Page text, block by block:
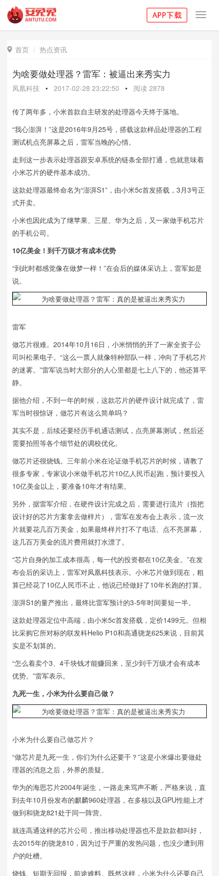
 首页 热点资讯
为啥要做处理器？雷军：被逼出来秀实力
凤凰科技 • 2017-02-28 23:22:50 • 阅读 2878
传了两年多，小米首款自主研发的处理器今天终于落地。
“我心澎湃！”这是2016年9月25号，搭载这款样品处理器的工程
测试机点亮屏幕之后，雷军当晚的心情。
走到这一步表示处理器跟安卓系统的链条全部打通，也就意味着
小米芯片的硬件基本成功。
这款处理器最终命名为“澎湃S1”，由小米5c首发搭载，3月3号正
式开卖。
小米也因此成为了继苹果、三星、华为之后，又一家做手机芯片
的手机公司。
10亿美金！到千万级才有成本优势
“到此时都感觉像在做梦一样！”在会后的媒体采访上，雷军如是
说。
雷军
做芯片很难。2014年10月16日，小米悄悄的开了一家全资子公
司叫松果电子。“这么一票人就像特种部队一样，冲向了手机芯片
的迷雾。”雷军说当时大部分的人心里都是七上八下的，他还算平
静。
据他介绍，不到一年的时候，这款芯片的硬件设计就完成了，雷
军当时很惊讶，做芯片有这么简单吗？
其实不是，后续还要经历手机通话测试，点亮屏幕测试，然后还
需要拍照等各个细节处的调校优化。
做芯片还很烧钱。三年前小米在论证做手机芯片的时候，请教了
很多专家，专家说小米做手机芯片10亿人民币起跑，预计要投入
10亿美金以上，要准备10年才有结果。
另外，据雷军介绍，在硬件设计完成之后，需要进行流片（指把
设计好的芯片方案拿去做样片），雷军在发布会上表示，流一次
片就要花几百万美金，如果最终样片打不了电话、点不亮屏幕，
这几百万美金的流片费用就打水漂了。
“芯片自身的加工成本很高，每一代的投资都在10亿美金。”在发
布会后的采访上，雷军对凤凰科技表示。小米芯片做到现在，粗
算已经花了10亿人民币不止，他说已经做好了10年长跑的打算。
澎湃S1的量产推出，最终比雷军预计的3-5年时间要短一半。
这款处理器定位中高端，由小米5c首发搭载，定价1499元。但相
比采购它所对标的联发科Helio P10和高通骁龙625来说，目前其
实是不划算的。
“怎么着卖个3、4千块钱才能赚回来，至少到千万级才会有成本
优势。”雷军表示。
九死一生，小米为什么要自己做？
小米为什么要自己做芯片？
“做芯片是九死一生，你们为什么还要干？”这是小米爆出要做处
理器的消息之后，外界的质疑。
华为的海思芯片2004年诞生，一路走来骂声不断，严格来说，直
到去年10月份发布的麒麟960处理器，在多核以及GPU性能上才
做到和骁龙821处于同一阵营。
就连高通这样的芯片公司，推出移动处理器也不是款款都叫好，
去2015年的骁龙810，因为过于严重的发热问题，也没少遭到用
户的吐槽。
烧钱、短期无回报，前途难料。既然这样，小米为什么还要自己